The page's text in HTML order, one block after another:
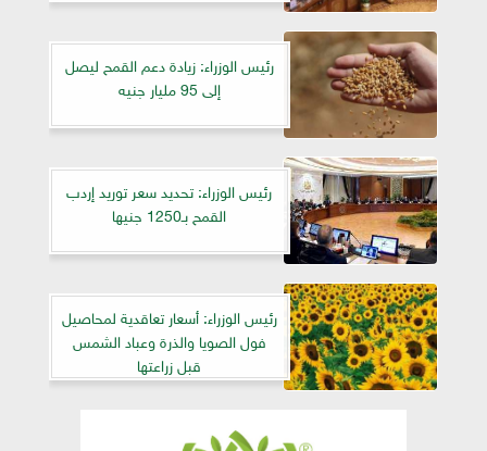
رئيس الوزراء: زيادة دعم القمح ليصل
إلى 95 مليار جنيه
رئيس الوزراء: تحديد سعر توريد إردب
القمح بـ1250 جنيها
رئيس الوزراء: أسعار تعاقدية لمحاصيل
فول الصويا والذرة وعباد الشمس
قبل زراعتها